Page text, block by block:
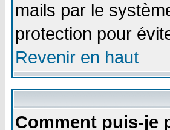
mails par le
protection pour
Revenir en haut
Comment puis-je